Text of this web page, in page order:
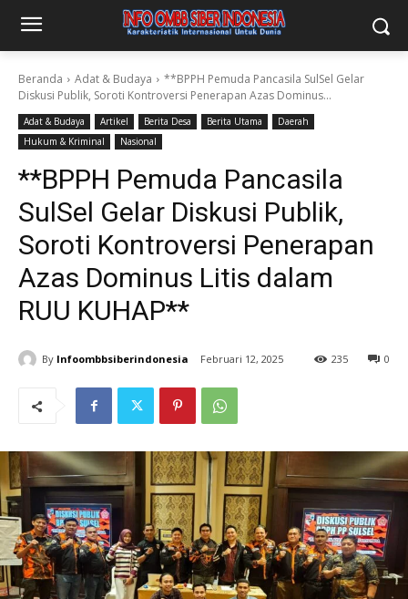
Beranda Adat & Budaya
**BPPH Pemuda Pancasila SulSel Gelar
Diskusi Publik, Soroti Kontroversi Penerapan Azas Dominus...
Adat & Budaya Artikel Berita Desa Berita Utama
Daerah
Hukum & Kriminal
Nasional
**BPPH Pemuda Pancasila
SulSel Gelar Diskusi Publik,
Soroti Kontroversi Penerapan
Azas Dominus Litis dalam
RUU KUHAP**
By Infoombbsiberindonesia Februari 12, 2025 0
235